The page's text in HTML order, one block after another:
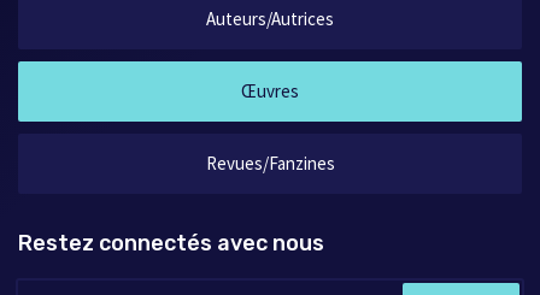
Auteurs/Autrices
Œuvres
Revues/Fanzines
Restez connectés avec nous